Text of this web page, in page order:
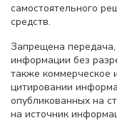
самостоятельного
средств.
Запрещена
информации без
также коммерческое
цитировании
опубликованных на
на источник